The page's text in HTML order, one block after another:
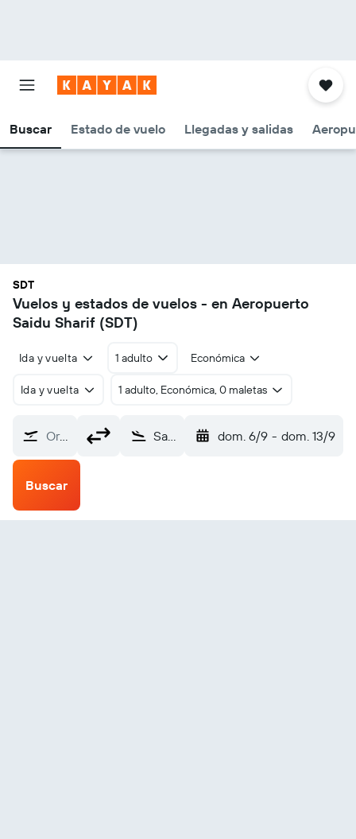
Buscar Estado de vuelo Llegadas y salidas
SDT
Vuelos y estados de vuelos - en Aeropuerto
Saidu Sharif (SDT)
Ida y vuelta 1 adulto Económica
Ida y vuelta 1 adulto, Económica, 0 maletas
Origen Saidu Sharif (SDT) dom. 6/9 - dom. 13/9
Buscar